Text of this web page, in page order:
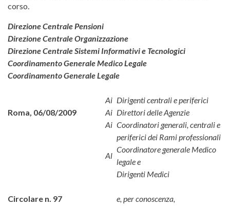
corso.
Direzione Centrale Pensioni
Direzione Centrale Organizzazione
Direzione Centrale Sistemi Informativi e Tecnologici
Coordinamento Generale Medico Legale
Coordinamento Generale Legale
Ai Dirigenti centrali e periferici
Roma, 06/08/2009
Ai Direttori delle Agenzie
Ai Coordinatori generali, centrali e
periferici dei Rami professionali
Al
Coordinatore generale Medico
legale e
Dirigenti Medici
Circolare n. 97 e, per conoscenza,